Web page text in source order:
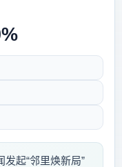
起“邻里焕新局”